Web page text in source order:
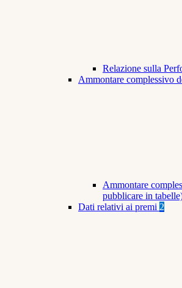
Relazione sulla
Ammontare complessivo
Ammontare
pubblicare in
Dati relativi ai premi 2